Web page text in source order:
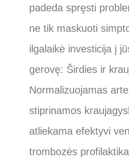
padeda spręsti
ne tik maskuoti
ilgalaikė investicija į
gerovę: Širdies ir
Normalizuojamas
stiprinamos
atliekama efektyvi
trombozės